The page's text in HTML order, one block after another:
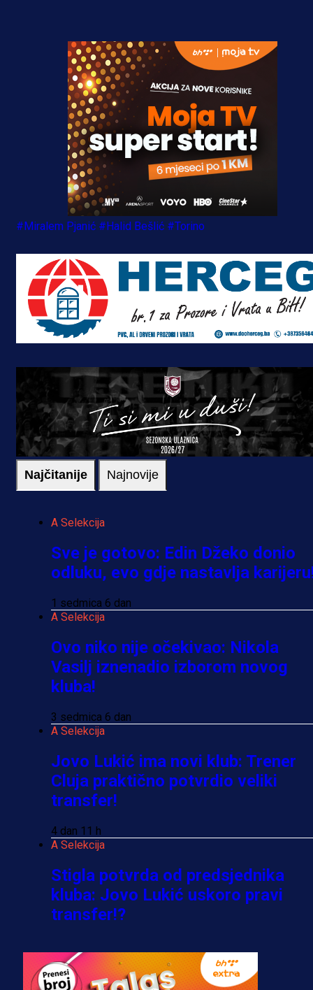
#Miralem Pjanić #Halid Bešlić #Torino
Najčitanije Najnovije
A Selekcija
Sve je gotovo: Edin Džeko donio
odluku, evo gdje nastavlja
1 sedmica 6 dan
A Selekcija
Ovo niko nije očekivao: Nikola
Vasilj iznenadio izborom novog
kluba!
3 sedmica 6 dan
A Selekcija
Jovo Lukić ima novi klub: Trener
Cluja praktično potvrdio veliki
transfer!
4 dan 11 h
A Selekcija
Stigla potvrda od predsjednika
kluba: Jovo Lukić uskoro pravi
transfer!?
A Selekcija